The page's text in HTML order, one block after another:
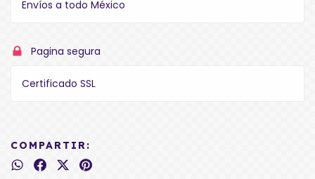
Envíos a todo México
Pagina segura
Certificado SSL
COMPARTIR: